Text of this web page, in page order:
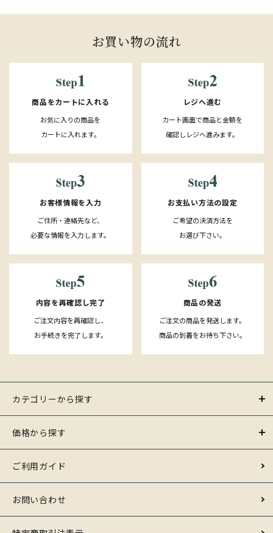
お買い物の流れ
商品をカートに入れる
お気に入りの商品を
カートに入れます。
レジへ進む
カート画面で商品と金額を
確認しレジへ進みます。
お客様情報を入力
ご住所・連絡先など、
必要な情報を入力します。
お支払い方法の設定
ご希望の決済方法を
お選び下さい。
内容を再確認し完了
ご注文内容を再確認し、
お手続きを完了します。
商品の発送
ご注文の商品を発送します。
商品の到着をお待ち下さい。
カテゴリーから探す
価格から探す
ご利用ガイド
お問い合わせ